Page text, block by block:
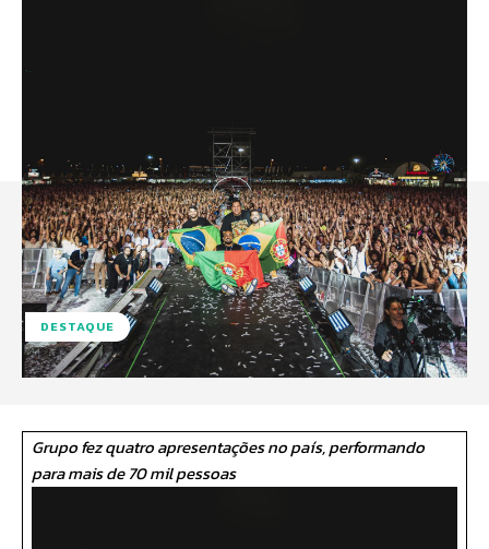
DESTAQUE
Grupo fez quatro apresentações no país, performando
para mais de 70 mil pessoas